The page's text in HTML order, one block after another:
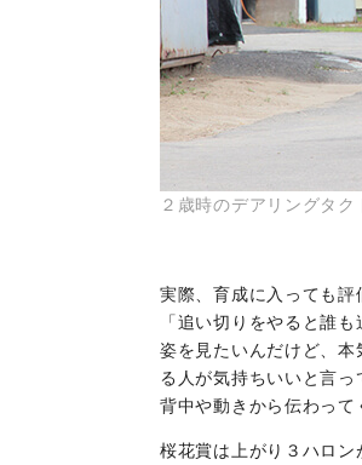
２歳時のデアリングタ
実際、育成に入っても評
「追い切りをやると誰
姿を見たいんだけど、
る人が気持ちいいと言っ
背中や動きから伝わって
桜花賞は上がり３ハロ